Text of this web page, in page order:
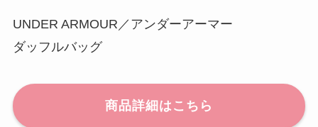
UNDER ARMOUR／アンダーアーマー
ダッフルバッグ
商品詳細はこちら